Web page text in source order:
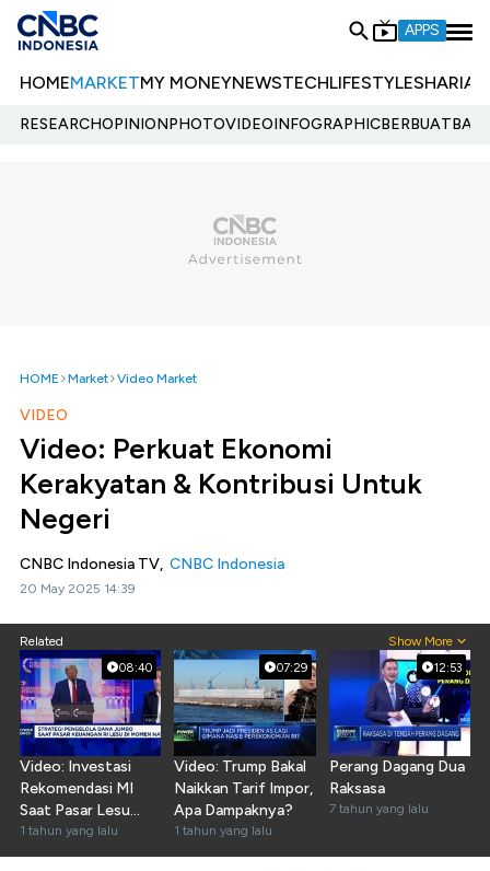
APPS
HOMEMARKETMY MONEYNEWSTECHLIFESTYLESHARIA
RESEARCHOPINIONPHOTOVIDEOINFOGRAPHIC
HOME Market Video Market
VIDEO
Video: Perkuat Ekonomi
Kerakyatan & Kontribusi Untuk
Negeri
CNBC Indonesia TV, CNBC Indonesia
20 May 2025 14:39
Related Show More
08:40
Video: Investasi
Rekomendasi MI
Saat Pasar Lesu
Sambut Era Trump
2.0
1 tahun yang lalu
07:29
Video: Trump Bakal
Naikkan Tarif Impor,
Apa Dampaknya?
1 tahun yang lalu
12:53
Perang Dagang Dua
Raksasa
7 tahun yang lalu